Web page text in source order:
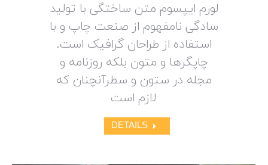
لورم ایپسوم متن ساختگی با تولید
سادگی نامفهوم از صنعت چاپ و با
استفاده از طراحان گرافیک است.
چاپگرها و متون بلکه روزنامه و
مجله در ستون و سطرآنچنان که
لازم است
DETAILS